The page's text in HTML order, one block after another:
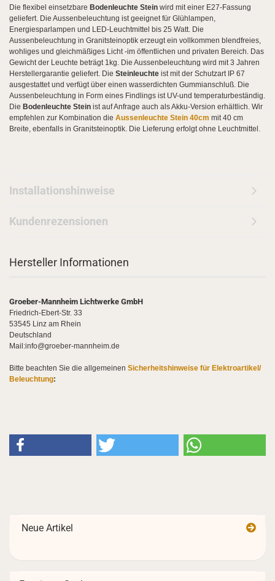
Die flexibel einsetzbare Bodenleuchte Stein wird mit einer E27-Fassung
geliefert. Die Aussenbeleuchtung istgeeignet für Glühlampen,
Energiesparlampen und LED-Leuchtmittel bis 25 Watt. Die
Aussenbeleuchtung in Granitsteinoptik erzeugt ein vollkommen blendfreies,
wohliges und gleichmäßiges Licht -im öffentlichen und privaten Bereich. Das
Gewicht der Leuchte beträgt 1kg. Die Aussenbeleuchtung wird mit 3 Jahren
Herstellergarantie geliefert. Die Steinleuchte ist mit der Schutzart IP 67
ausgestattet und verfügt über einen wasserdichten Gummianschluß. Die
Aussenbeleuchtung in Form eines Findlings ist UV-und temperaturbeständig.
Die Bodenleuchte Stein ist auf Anfrage auch als Akku-Version erhältlich. Wir
empfehlen zur Kombination die Aussenleuchte Stein 40cm mit 40 cm
Breite, ebenfalls in Granitsteinoptik. Die Lieferung erfolgt ohne Leuchtmittel.
Installationshinweise
Kundenrezensionen
Hersteller Informationen
Groeber-Mannheim Lichtwerke GmbH
Friedrich-Ebert-Str. 33
53545 Linz am Rhein
Deutschland
Mail:info@groeber-mannheim.de
Bitte beachten Sie die allgemeinen Sicherheitshinweise für Elektroartikel/
Beleuchtung:
Neue Artikel